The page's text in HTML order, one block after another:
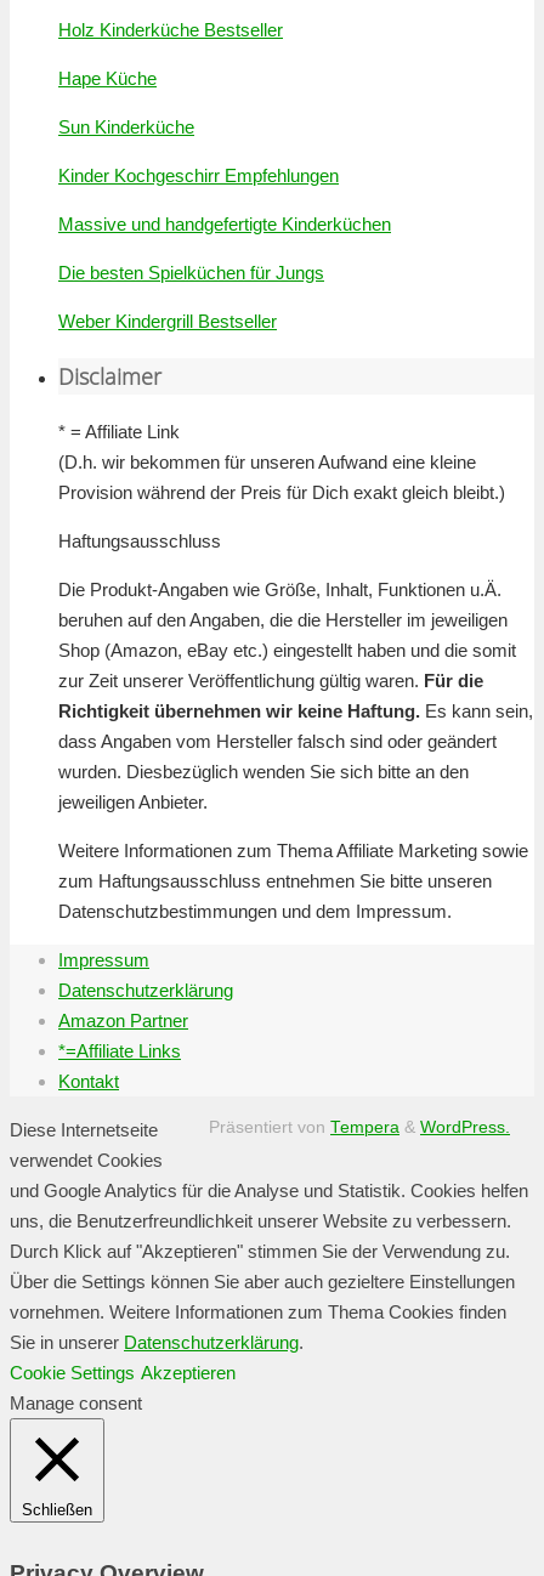
Holz Kinderküche Bestseller
Hape Küche
Sun Kinderküche
Kinder Kochgeschirr Empfehlungen
Massive und handgefertigte Kinderküchen
Die besten Spielküchen für Jungs
Weber Kindergrill Bestseller
Disclaimer
* = Affiliate Link
(D.h. wir bekommen für unseren Aufwand eine kleine
Provision während der Preis für Dich exakt gleich bleibt.)
Haftungsausschluss
Die Produkt-Angaben wie Größe, Inhalt, Funktionen u.Ä.
beruhen auf den Angaben, die die Hersteller im jeweiligen
Shop (Amazon, eBay etc.) eingestellt haben und die somit
zur Zeit unserer Veröffentlichung gültig waren. Für die
Richtigkeit übernehmen wir keine Haftung. Es kann sein,
dass Angaben vom Hersteller falsch sind oder geändert
wurden. Diesbezüglich wenden Sie sich bitte an den
jeweiligen Anbieter.
Weitere Informationen zum Thema Affiliate Marketing sowie
zum Haftungsausschluss entnehmen Sie bitte unseren
Datenschutzbestimmungen und dem Impressum.
Impressum
Datenschutzerklärung
Amazon Partner
*=Affiliate Links
Kontakt
Präsentiert von Tempera & WordPress.
Diese Internetseite
verwendet Cookies
und Google Analytics für die Analyse und Statistik. Cookies helfen
uns, die Benutzerfreundlichkeit unserer Website zu verbessern.
Durch Klick auf "Akzeptieren" stimmen Sie der Verwendung zu.
Über die Settings können Sie aber auch gezieltere Einstellungen
vornehmen. Weitere Informationen zum Thema Cookies finden
Sie in unserer Datenschutzerklärung.
Cookie Settings Akzeptieren
Manage consent
Schließen